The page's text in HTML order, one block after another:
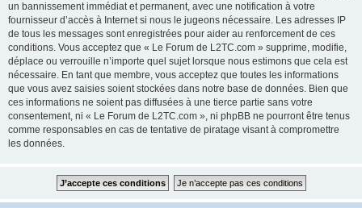
un bannissement immédiat et permanent, avec une notification à votre
fournisseur d’accès à Internet si nous le jugeons nécessaire. Les adresses IP
de tous les messages sont enregistrées pour aider au renforcement de ces
conditions. Vous acceptez que « Le Forum de L2TC.com » supprime, modifie,
déplace ou verrouille n’importe quel sujet lorsque nous estimons que cela est
nécessaire. En tant que membre, vous acceptez que toutes les informations
que vous avez saisies soient stockées dans notre base de données. Bien que
ces informations ne soient pas diffusées à une tierce partie sans votre
consentement, ni « Le Forum de L2TC.com », ni phpBB ne pourront être tenus
comme responsables en cas de tentative de piratage visant à compromettre
les données.